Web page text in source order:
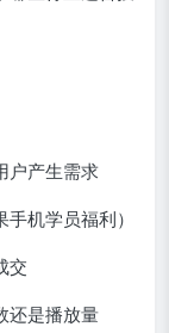
户产生需求
机学员福利）
交
还是播放量